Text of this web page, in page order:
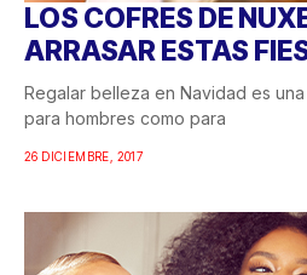
LOS COFRES DE
ARRASAR ESTAS
Regalar belleza en Navidad es
para hombres como para
26 DICIEMBRE, 2017